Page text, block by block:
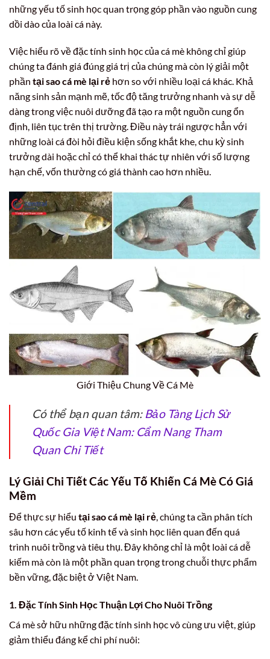
những yếu tố sinh học quan trọng góp phần vào nguồn cung
dồi dào của loài cá này.
Việc hiểu rõ về đặc tính sinh học của cá mè không chỉ giúp
chúng ta đánh giá đúng giá trị của chúng mà còn lý giải một
phần tại sao cá mè lại rẻ hơn so với nhiều loại cá khác. Khả
năng sinh sản mạnh mẽ, tốc độ tăng trưởng nhanh và sự dễ
dàng trong việc nuôi dưỡng đã tạo ra một nguồn cung ổn
định, liên tục trên thị trường. Điều này trái ngược hẳn với
những loài cá đòi hỏi điều kiện sống khắt khe, chu kỳ sinh
trưởng dài hoặc chỉ có thể khai thác tự nhiên với số lượng
hạn chế, vốn thường có giá thành cao hơn nhiều.
Giới Thiệu Chung Về Cá Mè
Có thể bạn quan tâm: Bảo Tàng Lịch Sử
Quốc Gia Việt Nam: Cẩm Nang Tham
Quan Chi Tiết
Lý Giải Chi Tiết Các Yếu Tố Khiến Cá Mè Có Giá
Mềm
Để thực sự hiểu tại sao cá mè lại rẻ , chúng ta cần phân tích
sâu hơn các yếu tố kinh tế và sinh học liên quan đến quá
trình nuôi trồng và tiêu thụ. Đây không chỉ là một loài cá dễ
kiếm mà còn là một phần quan trọng trong chuỗi thực phẩm
bền vững, đặc biệt ở Việt Nam.
1. Đặc Tính Sinh Học Thuận Lợi Cho Nuôi Trồng
Cá mè sở hữu những đặc tính sinh học vô cùng ưu việt, giúp
giảm thiểu đáng kể chi phí nuôi: